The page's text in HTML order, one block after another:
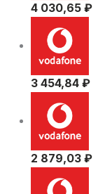
4 030,65 ₽
3 454,84 ₽
2 879,03 ₽